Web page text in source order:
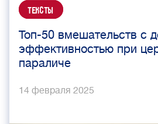
Тексты
Топ-50 вмешательств с
эффективностью при
параличе
14 февраля 2025